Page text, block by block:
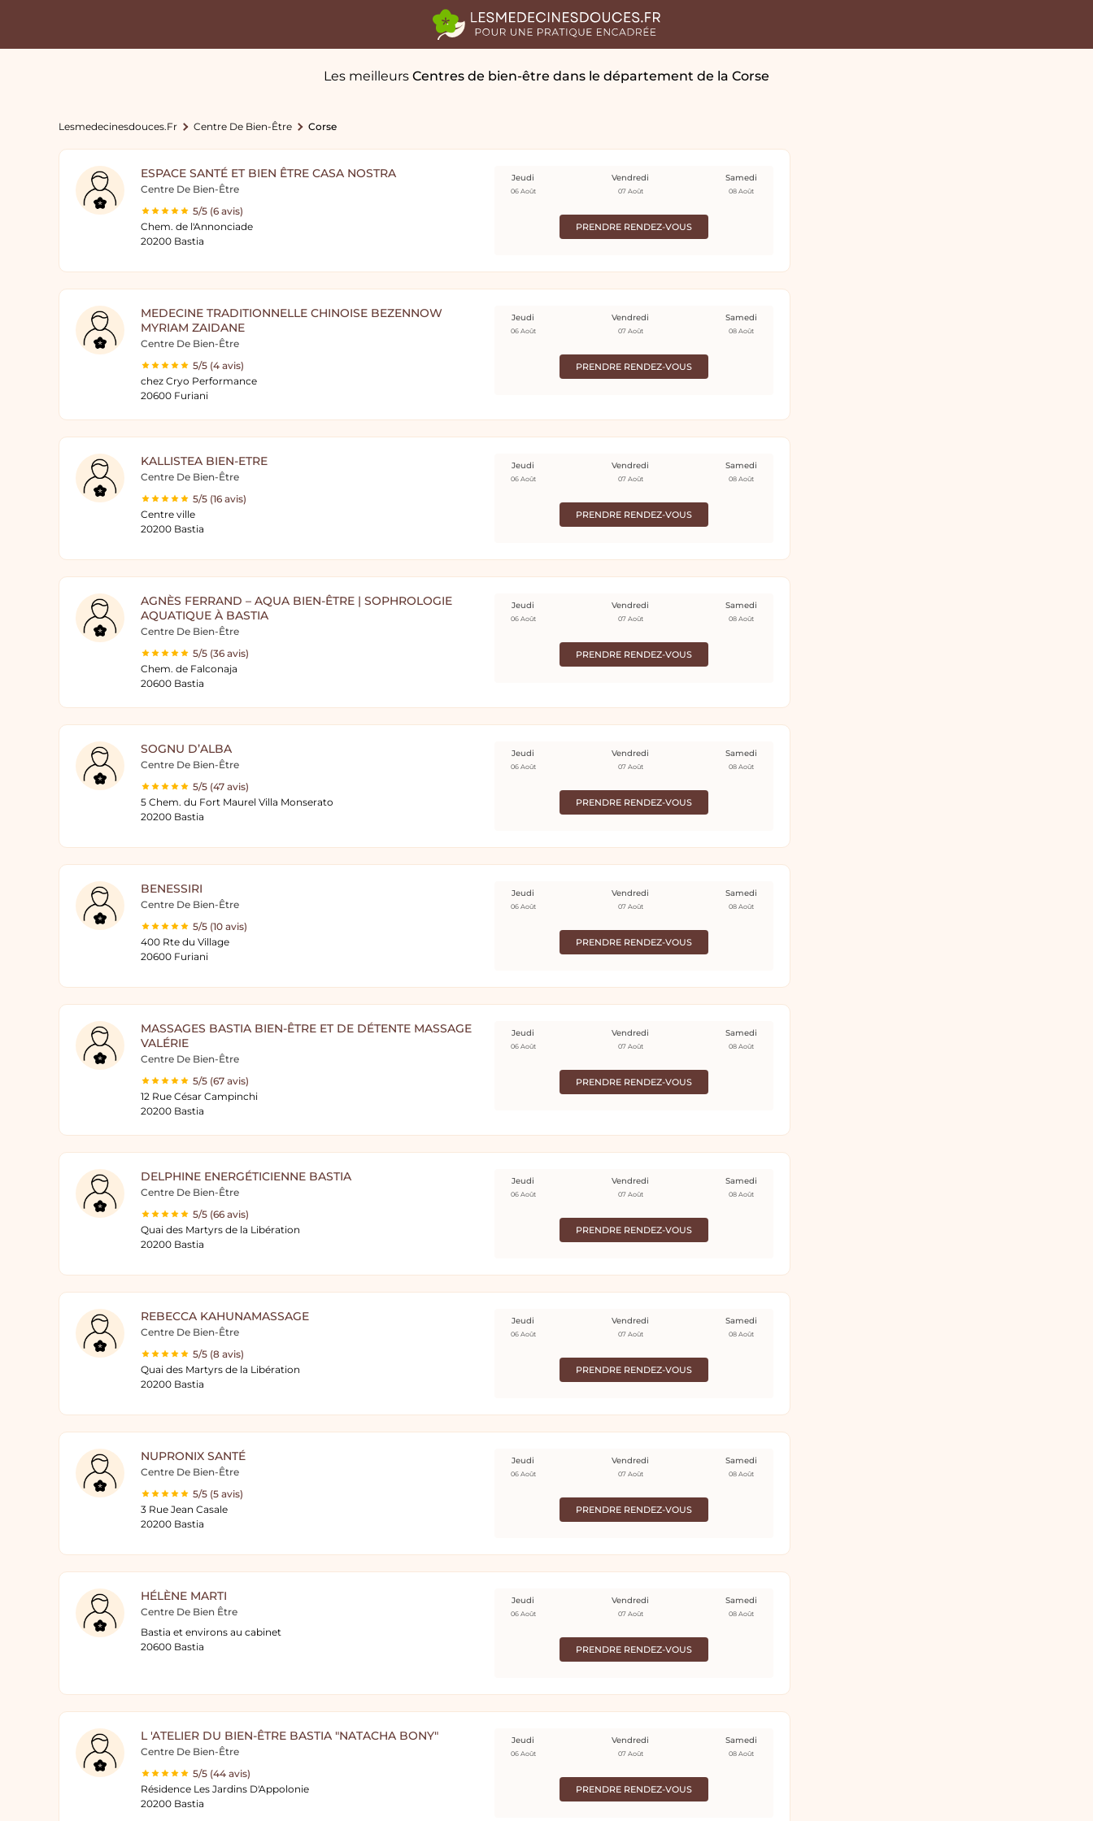
Les meilleurs Centres de bien-être dans le département de la Corse
Lesmedecinesdouces.fr Centre De Bien-Être Corse
ESPACE SANTÉ ET BIEN ÊTRE CASA NOSTRA
Centre De Bien-Être
5/5 (6 avis)
Chem. de l'Annonciade
20200 Bastia
PRENDRE RENDEZ-VOUS
Jeudi
06 Août
Vendredi
07 Août
Samedi
08 Août
MEDECINE TRADITIONNELLE CHINOISE BEZENNOW
MYRIAM ZAIDANE
Centre De Bien-Être
5/5 (4 avis)
chez Cryo Performance
20600 Furiani
PRENDRE RENDEZ-VOUS
Jeudi
06 Août
Vendredi
07 Août
Samedi
08 Août
KALLISTEA BIEN-ETRE
Centre De Bien-Être
5/5 (16 avis)
Centre ville
20200 Bastia
PRENDRE RENDEZ-VOUS
Jeudi
06 Août
Vendredi
07 Août
Samedi
08 Août
AGNÈS FERRAND – AQUA BIEN-ÊTRE | SOPHROLOGIE
AQUATIQUE À BASTIA
Centre De Bien-Être
5/5 (36 avis)
Chem. de Falconaja
20600 Bastia
PRENDRE RENDEZ-VOUS
Jeudi
06 Août
Vendredi
07 Août
Samedi
08 Août
SOGNU D’ALBA
Centre De Bien-Être
5/5 (47 avis)
5 Chem. du Fort Maurel Villa Monserato
20200 Bastia
PRENDRE RENDEZ-VOUS
Jeudi
06 Août
Vendredi
07 Août
Samedi
08 Août
BENESSIRI
Centre De Bien-Être
5/5 (10 avis)
400 Rte du Village
20600 Furiani
PRENDRE RENDEZ-VOUS
Jeudi
06 Août
Vendredi
07 Août
Samedi
08 Août
MASSAGES BASTIA BIEN-ÊTRE ET DE DÉTENTE MASSAGE
VALÉRIE
Centre De Bien-Être
5/5 (67 avis)
12 Rue César Campinchi
20200 Bastia
PRENDRE RENDEZ-VOUS
Jeudi
06 Août
Vendredi
07 Août
Samedi
08 Août
DELPHINE ENERGÉTICIENNE BASTIA
Centre De Bien-Être
5/5 (66 avis)
Quai des Martyrs de la Libération
20200 Bastia
PRENDRE RENDEZ-VOUS
Jeudi
06 Août
Vendredi
07 Août
Samedi
08 Août
REBECCA KAHUNAMASSAGE
Centre De Bien-Être
5/5 (8 avis)
Quai des Martyrs de la Libération
20200 Bastia
PRENDRE RENDEZ-VOUS
Jeudi
06 Août
Vendredi
07 Août
Samedi
08 Août
NUPRONIX SANTÉ
Centre De Bien-Être
5/5 (5 avis)
3 Rue Jean Casale
20200 Bastia
PRENDRE RENDEZ-VOUS
Jeudi
06 Août
Vendredi
07 Août
Samedi
08 Août
HÉLÈNE MARTI
Centre De Bien Être
Bastia et environs au cabinet
20600 Bastia
PRENDRE RENDEZ-VOUS
Jeudi
06 Août
Vendredi
07 Août
Samedi
08 Août
L 'ATELIER DU BIEN-ÊTRE BASTIA "NATACHA BONY"
Centre De Bien-Être
5/5 (44 avis)
Résidence Les Jardins D'Appolonie
20200 Bastia
PRENDRE RENDEZ-VOUS
Jeudi
06 Août
Vendredi
07 Août
Samedi
08 Août